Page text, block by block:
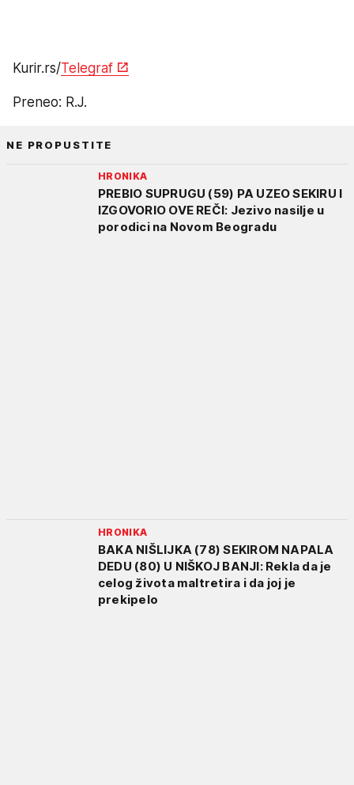
Kurir.rs/Telegraf
Preneo: R.J.
NE PROPUSTITE
HRONIKA
PREBIO SUPRUGU (59) PA UZEO SEKIRU I
IZGOVORIO OVE REČI: Jezivo nasilje u
porodici na Novom Beogradu
HRONIKA
BAKA NIŠLIJKA (78) SEKIROM NAPALA
DEDU (80) U NIŠKOJ BANJI: Rekla da je
celog života maltretira i da joj je
prekipelo